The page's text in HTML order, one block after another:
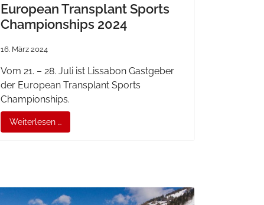
European Transplant Sports
Championships 2024
16. März 2024
Vom 21. – 28. Juli ist Lissabon Gastgeber
der European Transplant Sports
Championships.
Weiterlesen …